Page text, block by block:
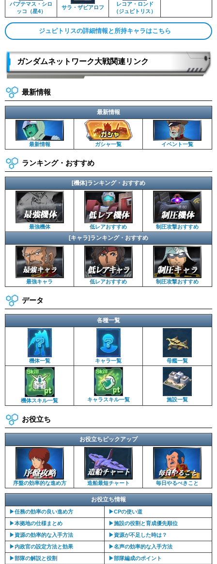
パプテマス・シロ
ッコ（星4）
サラ・ザビアロフ
レコア・ロンド
（ジュピトリス）
ジュピトリスの詳細情報と所持キャラはこちら
ガンダムネットワーク大戦関連リンク
最新情報
最新情報
最新情報 ガシャ一覧 イベント一覧
ランキング・おすすめ
[機体]ランキング・おすすめ
最強機体 低レアおすすめ 制圧攻撃おすすめ
[キャラ]ランキング・おすすめ
最強キャラ 低レアおすすめ 制圧攻撃おすすめ
データ
各種一覧
機体一覧 キャラ一覧 母艦一覧
機体スキル一覧 キャラスキル一覧 施設一覧
お役立ち
お役立ちピックアップ
序盤の効率的な進め方 造船最短チャート 毎日やるべきこと
お役立ち情報
▶︎任務の効率の良い進め方
▶︎CPの使い道
▶︎本拠地の仕様まとめ
▶︎施設の役割と育成優先順位
▶︎資源の効率的な入手方法
▶︎資源が不足した時は？
▶︎内政官の設定方法と効果
▶︎名声の効率的な入手方法
▶︎部隊の解説と役割
▶︎部隊編成のポイント